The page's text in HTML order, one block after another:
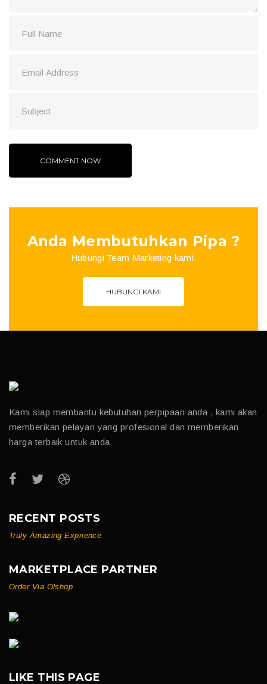
Anda Membutuhkan Pipa ?
Hubungi Team Marketing kami.
HUBUNGI KAMI
Kami siap membantu kebutuhan perpipaan anda , kami akan
memberikan pelayan yang profesional dan memberikan
harga terbaik untuk anda
RECENT POSTS
Truly Amazing Exprience
MARKETPLACE PARTNER
Order Via Olshop
LIKE THIS PAGE